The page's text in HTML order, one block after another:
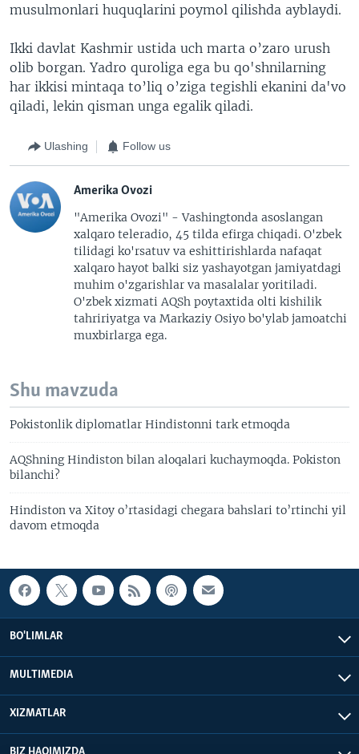
musulmonlari huquqlarini poymol qilishda ayblaydi.
Ikki davlat Kashmir ustida uch marta o’zaro urush
olib borgan. Yadro quroliga ega bu qo'shnilarning
har ikkisi mintaqa to’liq o’ziga tegishli ekanini da'vo
qiladi, lekin qisman unga egalik qiladi.
Ulashing Follow us
Amerika Ovozi
"Amerika Ovozi" - Vashingtonda asoslangan
xalqaro teleradio, 45 tilda efirga chiqadi. O'zbek
tilidagi ko'rsatuv va eshittirishlarda nafaqat
xalqaro hayot balki siz yashayotgan jamiyatdagi
muhim o'zgarishlar va masalalar yoritiladi.
O'zbek xizmati AQSh poytaxtida olti kishilik
tahririyatga va Markaziy Osiyo bo'ylab jamoatchi
muxbirlarga ega.
Shu mavzuda
Pokistonlik diplomatlar Hindistonni tark etmoqda
AQShning Hindiston bilan aloqalari kuchaymoqda. Pokiston
bilanchi?
Hindiston va Xitoy o’rtasidagi chegara bahslari to’rtinchi yil
davom etmoqda
BO'LIMLAR
MULTIMEDIA
XIZMATLAR